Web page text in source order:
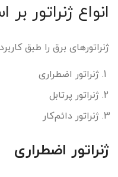
انواع ژنراتور
ژنراتورهای برق را طبق
ژنراتور اضطراری
ژنراتور پرتابل
ژنراتور دائم‌کار
ژنراتور اضطراری